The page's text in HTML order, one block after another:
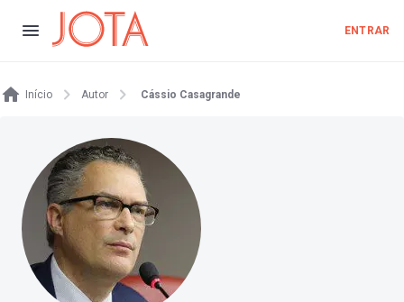
ENTRAR
Início Autor Cássio Casagrande